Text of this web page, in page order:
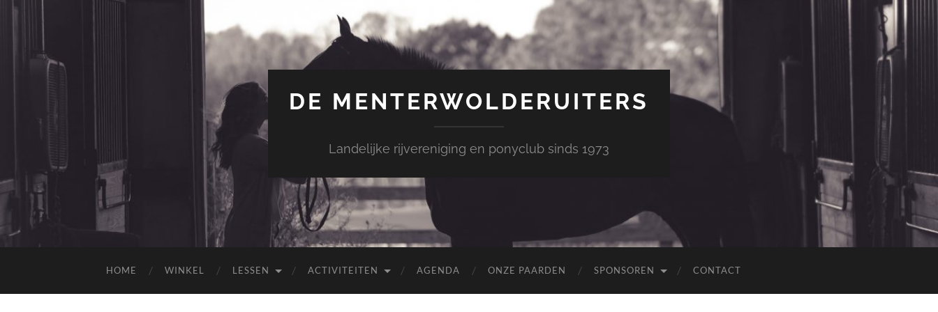
DE MENTERWOLDERUITERS
Landelijke rijvereniging en ponyclub sinds 1973
HOME WINKEL LESSEN ACTIVITEITEN AGENDA ONZE PAARDEN SPONSOREN CONTACT